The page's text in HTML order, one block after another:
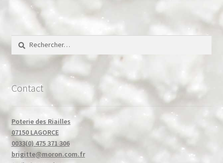
Rechercher :
Contact
Poterie des Riailles
07150 LAGORCE
0033(0) 475 371 306
brigitte@moron.com.fr